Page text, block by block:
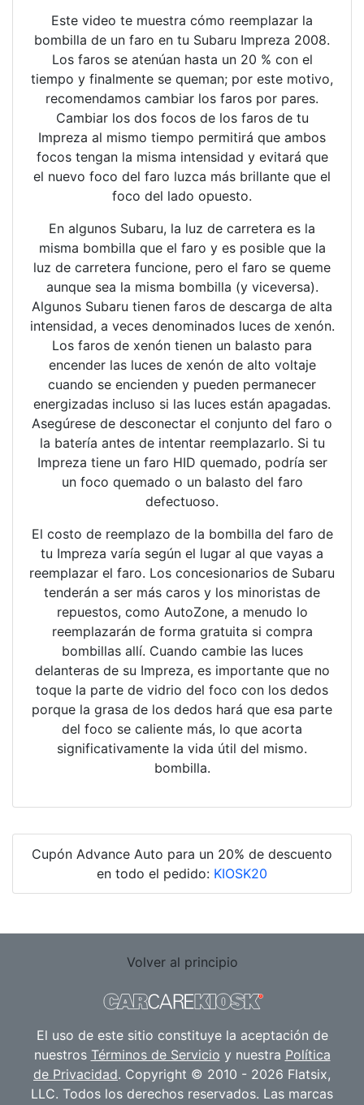
Este video te muestra cómo reemplazar la
bombilla de un faro en tu Subaru Impreza 2008.
Los faros se atenúan hasta un 20 % con el
tiempo y finalmente se queman; por este motivo,
recomendamos cambiar los faros por pares.
Cambiar los dos focos de los faros de tu
Impreza al mismo tiempo permitirá que ambos
focos tengan la misma intensidad y evitará que
el nuevo foco del faro luzca más brillante que el
foco del lado opuesto.
En algunos Subaru, la luz de carretera es la
misma bombilla que el faro y es posible que la
luz de carretera funcione, pero el faro se queme
aunque sea la misma bombilla (y viceversa).
Algunos Subaru tienen faros de descarga de alta
intensidad, a veces denominados luces de xenón.
Los faros de xenón tienen un balasto para
encender las luces de xenón de alto voltaje
cuando se encienden y pueden permanecer
energizadas incluso si las luces están apagadas.
Asegúrese de desconectar el conjunto del faro o
la batería antes de intentar reemplazarlo. Si tu
Impreza tiene un faro HID quemado, podría ser
un foco quemado o un balasto del faro
defectuoso.
El costo de reemplazo de la bombilla del faro de
tu Impreza varía según el lugar al que vayas a
reemplazar el faro. Los concesionarios de Subaru
tenderán a ser más caros y los minoristas de
repuestos, como AutoZone, a menudo lo
reemplazarán de forma gratuita si compra
bombillas allí. Cuando cambie las luces
delanteras de su Impreza, es importante que no
toque la parte de vidrio del foco con los dedos
porque la grasa de los dedos hará que esa parte
del foco se caliente más, lo que acorta
significativamente la vida útil del mismo.
bombilla.
Cupón Advance Auto para un 20% de descuento
en todo el pedido: KIOSK20
Volver al principio
El uso de este sitio constituye la aceptación de
nuestros Términos de Servicio y nuestra Política
de Privacidad. Copyright © 2010 - 2026 Flatsix,
LLC. Todos los derechos reservados. Las marcas